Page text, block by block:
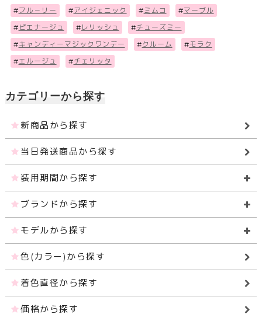
#フル－リー #アイジェニック # ミムコ #マーブル
# ピエナージュ # レリッシュ #チューズミー
#キャンディーマジックワンデー #クルーム #モラク
#エルージュ #チェリッタ
カテゴリーから探す
新商品から探す
当日発送商品から探す
装用期間から探す
ブランドから探す
モデルから探す
色(カラー)から探す
着色直径から探す
価格から探す